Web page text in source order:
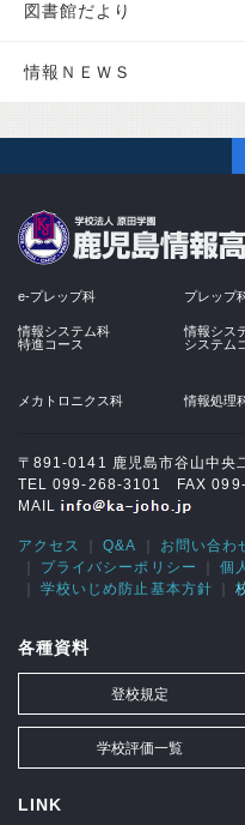
図書館だより
情報ＮＥＷＳ
e-プレップ科 プレップ
情報システム科
特進コース
情報シス
システム
メカトロニクス科 情報処理
〒891-0141 鹿児島市谷山中央
TEL 099-268-3101 FAX
MAIL
アクセス Q&A お問い合わ
プライバシーポリシー
個
学校いじめ防止基本方針
各種資料
登校規定
学校評価一覧
LINK